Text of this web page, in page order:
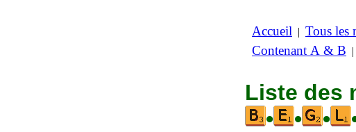
Accueil | Tous les
Contenant A & B |
Liste des
•
• •